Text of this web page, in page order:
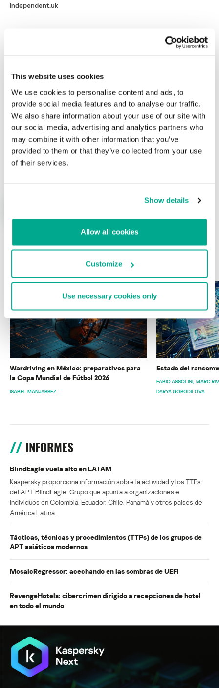
This website uses cookies
We use cookies to personalise content and ads, to
provide social media features and to analyse our traffic.
We also share information about your use of our site with
our social media, advertising and analytics partners who
may combine it with other information that you’ve
provided to them or that they’ve collected from your use
of their services.
Show details
Allow all cookies
Customize
Use necessary cookies only
Independent.uk
Critican a Facebook por no denunciar casos
campos obligatorios están marcados con
Nombre* Correo electrónico*
ÚLTIMAS PUBLICACIONES
Wardriving en México: preparativos para
la Copa Mundial de Fútbol 2026
ISABEL MANJARREZ
Estado del
FABIO ASSOLINI MARC
DARYA GORODILOVA
INFORMES
BlindEagle vuela alto en LATAM
Kaspersky proporciona información sobre la actividad y los TTPs
del APT BlindEagle. Grupo que apunta a organizaciones e
individuos en Colombia, Ecuador, Chile, Panamá y otros países de
América Latina.
Tácticas, técnicas y procedimientos (TTPs) de los grupos de
APT asiáticos modernos
MosaicRegressor: acechando en las sombras de UEFI
RevengeHotels: cibercrimen dirigido a recepciones de hotel
en todo el mundo